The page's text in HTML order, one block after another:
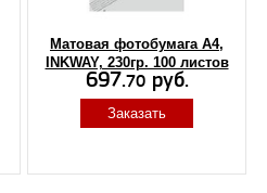
Матовая фотобумага A4,
INKWAY, 230гр. 100 листов
697.70руб.
Заказать